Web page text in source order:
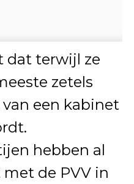
dat terwijl ze
zetels
een kabinet
hebben al
de PVV in